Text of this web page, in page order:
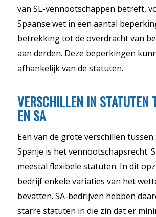
van SL-vennootschappen betreft,
Spaanse wet in een aantal
betrekking tot de overdracht van
aan derden. Deze beperkingen
afhankelijk van de statuten.
VERSCHILLEN IN STATUTEN
EN SA
Een van de grote verschillen tussen
Spanje is het vennootschapsrecht.
meestal flexibele statuten. In dit
bedrijf enkele variaties van het
bevatten. SA-bedrijven hebben
starre statuten in die zin dat er